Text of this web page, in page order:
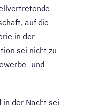
auf die
in der
sei nicht zu
und
in der Nacht sei